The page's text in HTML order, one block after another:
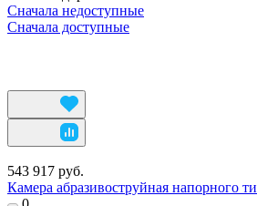
Сначала недоступные
Сначала доступные
543 917 руб.
Камера абразивоструйная напорного